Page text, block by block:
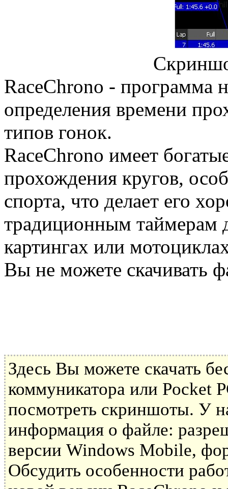
RaceChrono - программа
определения времени
типов гонок.
RaceChrono имеет
прохождения кругов,
спорта, что делает его
традиционным таймерам
картингах или
Вы не можете скачивать
Здесь Вы можете скачать
коммуникатора или Pocket
посмотреть скриншоты. У
информация о файле:
версии Windows Mobile,
Обсудить особенности